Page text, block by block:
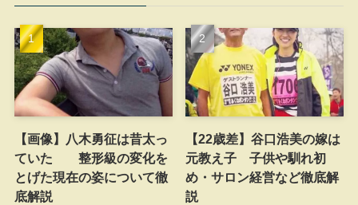
【画像】八木勇征は昔太っ
ていた 整形級の変化を
とげた現在の姿について徹
底解説
【22歳差】谷口浩美の嫁は
元教え子 子供や馴れ初
め・サロン経営など徹底解
説